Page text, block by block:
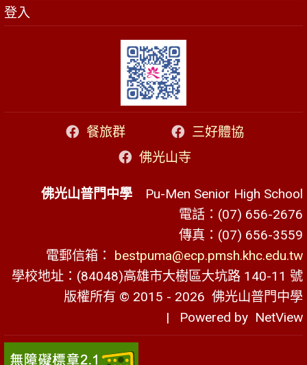
登入
餐旅群
三好體協
佛光山寺
佛光山普門中學 Pu-Men Senior High School
電話：(07) 656-2676
傳真：(07) 656-3559
電郵信箱： bestpuma@ecp.pmsh.khc.edu.tw
學校地址：(84048)高雄市大樹區大坑路 140-11 號
版權所有 © 2015 - 2026 佛光山普門中學
| Powered by NetView